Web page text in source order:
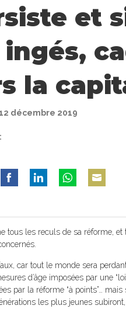
et
ingés,
la
décembre 2019
FacebookLinkedInWhatsAppEmail
tous les reculs de sa réforme,
faux, car tout le monde sera
d’âge imposées par une
par la réforme “à points”…
les plus jeunes